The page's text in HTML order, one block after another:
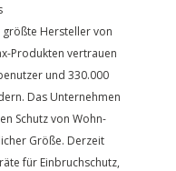
Hersteller von
Produkten vertrauen
und 330.000
Das Unternehmen
Schutz von Wohn-
Größe. Derzeit
für Einbruchschutz,